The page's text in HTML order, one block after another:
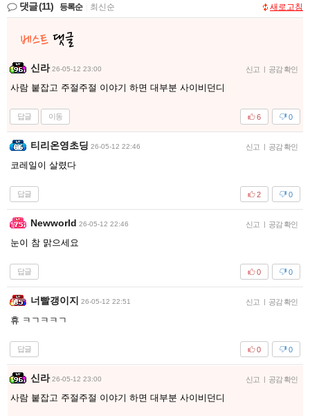
댓글(11) 등록순 최신순 새로고침
신라 26-05-12 23:00 신고 | 공감 확인
사람 붙잡고 주절주절 이야기 하면 대부분 사이비던디
답글 이동 0
6
티리온영초딩 26-05-12 22:46 신고 | 공감 확인
코레일이 살렸다
답글 0
2
Newworld 26-05-12 22:46 신고 | 공감 확인
눈이 참 맑으세요
답글 0
0
너빨갱이지 26-05-12 22:51 신고 | 공감 확인
휴 ㅋㄱㅋㅋㄱ
답글 0
0
신라 26-05-12 23:00 신고 | 공감 확인
사람 붙잡고 주절주절 이야기 하면 대부분 사이비던디